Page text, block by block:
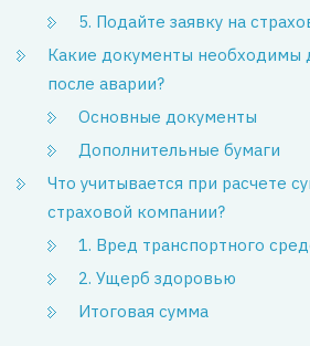
5. Подайте заявку на
Какие документы необходимы
после аварии?
Основные документы
Дополнительные бумаги
Что учитывается при расчете
страховой компании?
1. Вред транспортного
2. Ущерб здоровью
Итоговая сумма